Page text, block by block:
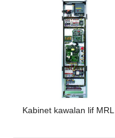
Kabinet kawalan lif MRL